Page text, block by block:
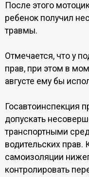
После этого
ребенок получил
травмы.
Отмечается, что у
прав, при этом в
августе ему бы
Госавтоинспекция
допускать
транспортными
водительских прав.
самоизоляции
контролировать